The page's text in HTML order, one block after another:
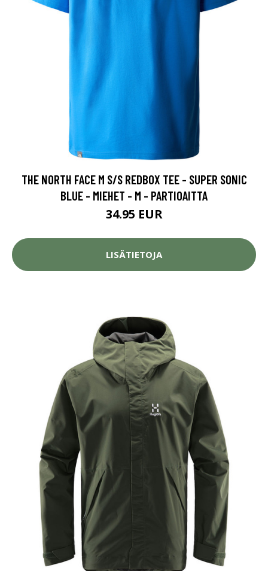
THE NORTH FACE M S/S REDBOX TEE - SUPER SONIC
BLUE - MIEHET - M - PARTIOAITTA
34.95 EUR
LISÄTIETOJA